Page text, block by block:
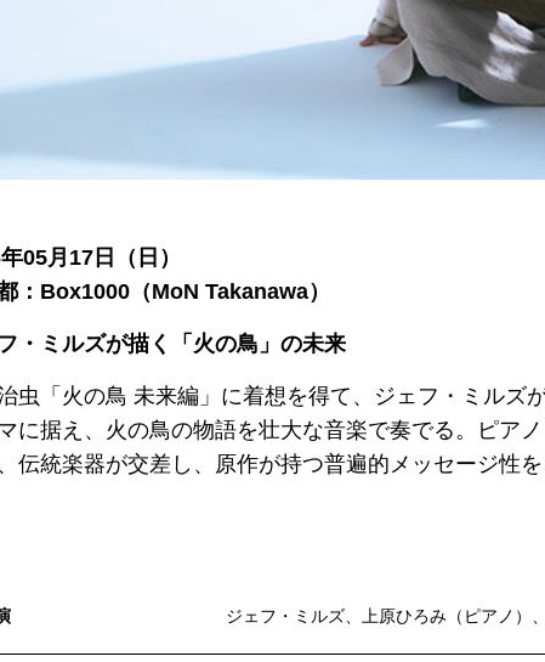
05月17日（日）
：Box1000（MoN Takanawa）
・ミルズが描く「火の鳥」の未来
虫「火の鳥 未来編」に着想を得て、ジェフ・ミルズ
に据え、火の鳥の物語を壮大な音楽で奏でる。ピア
伝統楽器が交差し、原作が持つ普遍的メッセージ性
ジェフ・ミルズ、上原ひろみ（ピアノ）